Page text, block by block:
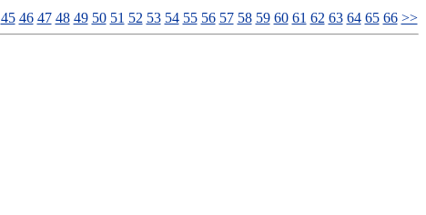
45 46 47 48 49 50 51 52 53 54 55 56 57 58 59 60 61 62 63 64 65 66 >>